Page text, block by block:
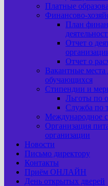
Платные
Финансово-
План
Отчет о
Отчет о
Вакантные места
обучающихся
Стипендии и
Льготы по
Служба по
Международное
Организация
организации
Новости
Письмо директору
Контакты
Приём ОНЛАЙН
День открытых дверей